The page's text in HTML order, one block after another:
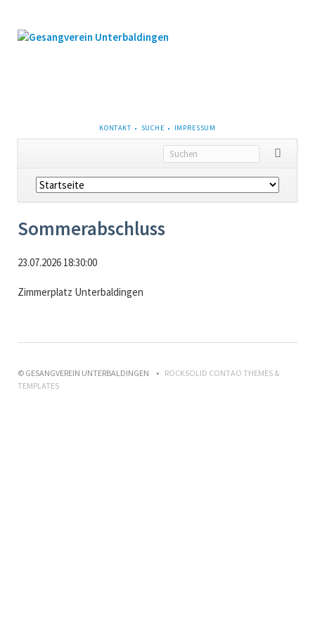
NAVIGATION
ÜBERSPRINGEN
KONTAKT SUCHE IMPRESSUM
Navigation
überspringen
Sommerabschluss
23.07.2026 18:30:00
Zimmerplatz Unterbaldingen
© GESANGVEREIN UNTERBALDINGEN
ROCKSOLID CONTAO THEMES &
TEMPLATES